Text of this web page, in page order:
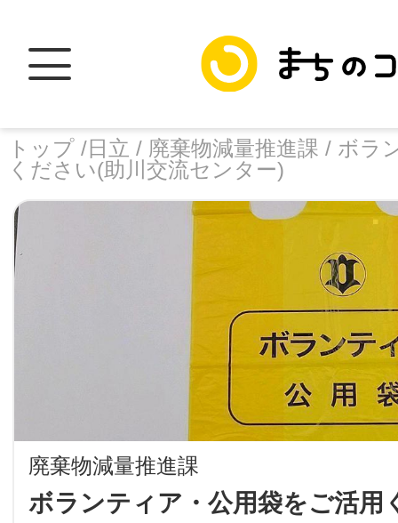
トップ /日立 / 廃棄物減量推進課 / ボラ
ください(助川交流センター)
廃棄物減量推進課
ボランティア・公用袋をご活用
facebook
LINE
トップ
加盟スポットに
地域に導入を